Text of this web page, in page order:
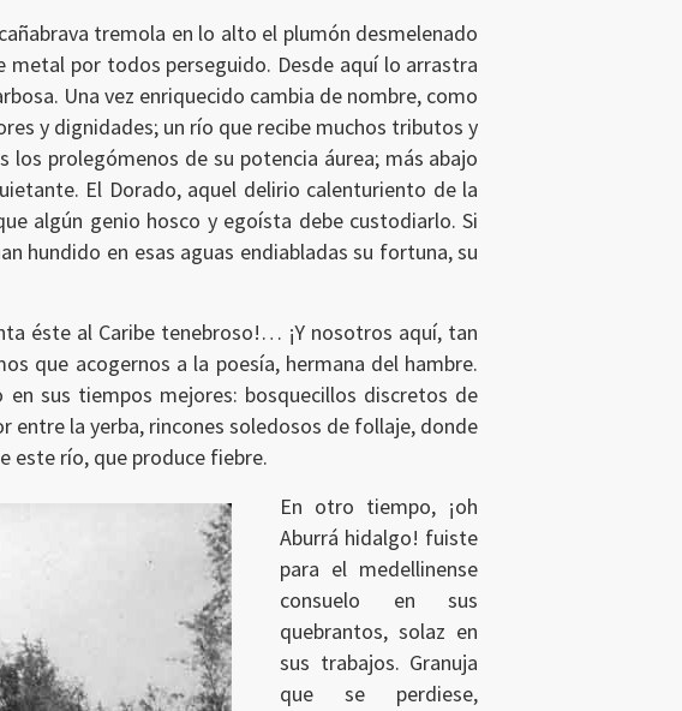
tremola en lo alto el plumón desmelenado
por todos perseguido. Desde aquí lo arrastra
Una vez enriquecido cambia de nombre, como
y dignidades; un río que recibe muchos tributos y
prolegómenos de su potencia áurea; más abajo
El Dorado, aquel delirio calenturiento de la
algún genio hosco y egoísta debe custodiarlo. Si
hundido en esas aguas endiabladas su fortuna, su
éste al Caribe tenebroso!… ¡Y nosotros aquí, tan
que acogernos a la poesía, hermana del hambre.
sus tiempos mejores: bosquecillos discretos de
entre la yerba, rincones soledosos de follaje, donde
este río, que produce fiebre.
En otro tiempo, ¡oh
Aburrá hidalgo! fuiste
para el medellinense
consuelo en sus
quebrantos, solaz en
sus trabajos. Granuja
que se perdiese,